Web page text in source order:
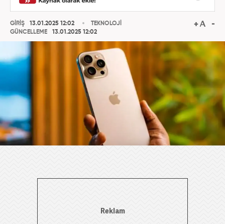
GİRİŞ
13.01.2025 12:02
GÜNCELLEME
13.01.2025 12:02
TEKNOLOJİ